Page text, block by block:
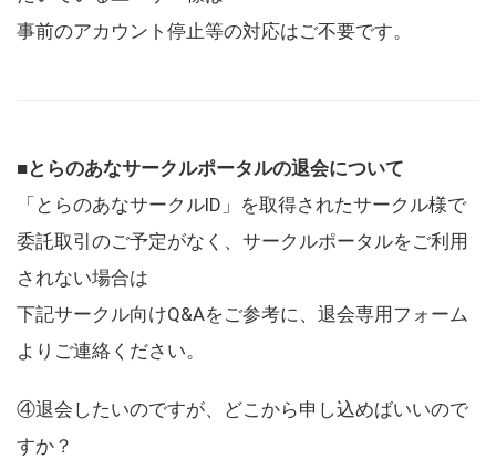
事前のアカウント停止等の対応はご不要です。
■とらのあなサークルポータルの退会について
「とらのあなサークルID」を取得されたサークル様で
委託取引のご予定がなく、サークルポータルをご利用
されない場合は
下記サークル向けQ&Aをご参考に、退会専用フォーム
よりご連絡ください。
④退会したいのですが、どこから申し込めばいいので
すか？